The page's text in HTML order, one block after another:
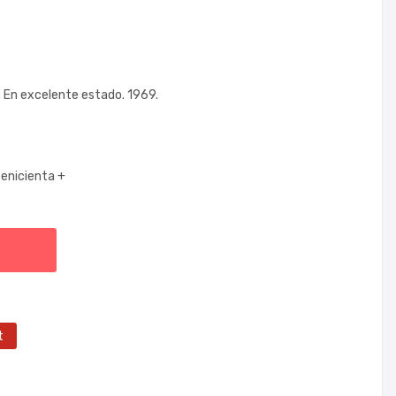
excelente estado. 1969.
+